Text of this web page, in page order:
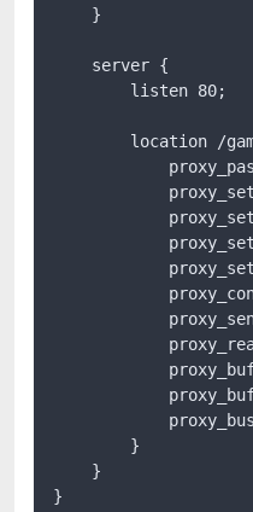
    }
    server {
        listen 80;
location /
        }
    }
}